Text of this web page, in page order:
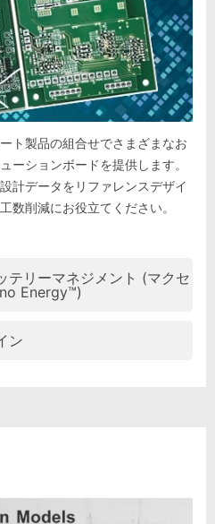
ト製品の組合せでさまざまなお
ーションボードを提供します。
計データをリファレンスデザイ
数削減にお役立てください。
テリーマネジメント (マクセ
Energy™)
ン